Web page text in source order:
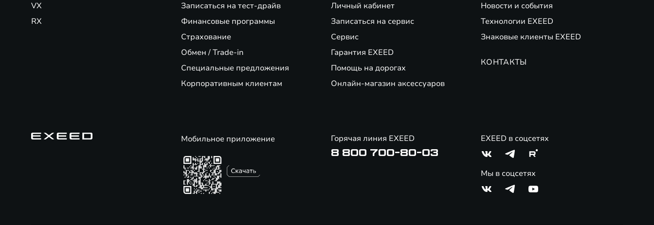
VX
RX
Записаться на тест-драйв
Финансовые программы
Страхование
Обмен / Trade-in
Специальные предложения
Корпоративным клиентам
Личный кабинет
Записаться на сервис
Сервис
Гарантия EXEED
Помощь на дорогах
Онлайн-магазин аксессуаров
Новости и события
Технологии EXEED
Знаковые клиенты EXEED
КОНТАКТЫ
Мобильное приложение Горячая линия EXEED
8 800 700-80-03
EXEED в соцсетях
Мы в соцсетях